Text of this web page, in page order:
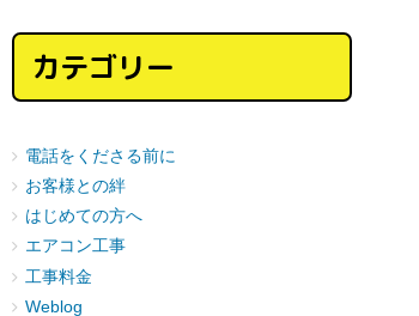
カテゴリー
電話をくださる前に
お客様との絆
はじめての方へ
エアコン工事
工事料金
Weblog